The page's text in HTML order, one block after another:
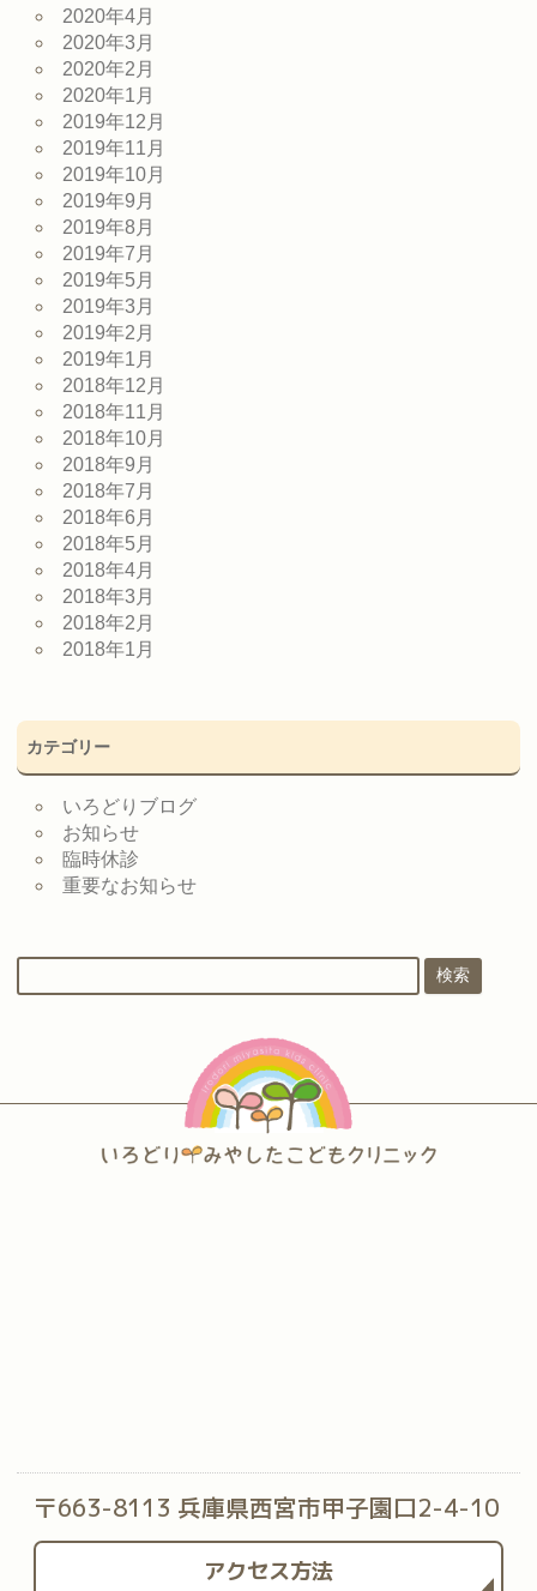
2020年4月
2020年3月
2020年2月
2020年1月
2019年12月
2019年11月
2019年10月
2019年9月
2019年8月
2019年7月
2019年5月
2019年3月
2019年2月
2019年1月
2018年12月
2018年11月
2018年10月
2018年9月
2018年7月
2018年6月
2018年5月
2018年4月
2018年3月
2018年2月
2018年1月
カテゴリー
いろどりブログ
お知らせ
臨時休診
重要なお知らせ
〒663-8113 兵庫県西宮市甲子園口2-4-10
アクセス方法